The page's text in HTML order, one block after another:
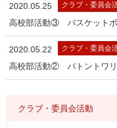
2020.05.25 クラブ・委員会
高校部活動③ バスケットボ
2020.05.22 クラブ・委員会
高校部活動② バトントワリ
クラブ・委員会活動